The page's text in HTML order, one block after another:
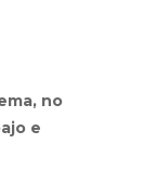
no
e